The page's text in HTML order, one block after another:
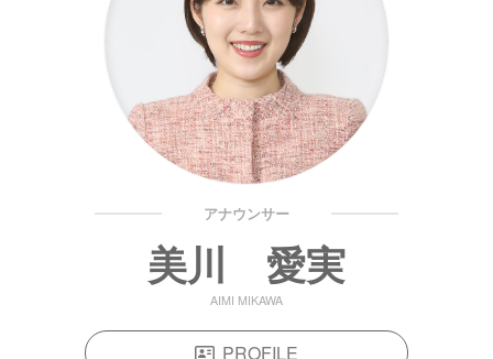
アナウンサー
美川 愛実
AIMI MIKAWA
PROFILE